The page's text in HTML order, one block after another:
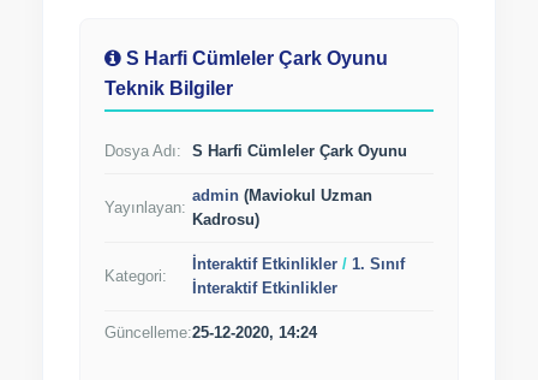
S Harfi Cümleler Çark Oyunu
Teknik Bilgiler
Dosya Adı: S Harfi Cümleler Çark Oyunu
Yayınlayan:
admin (Maviokul Uzman
Kadrosu)
Kategori:
İnteraktif Etkinlikler / 1. Sınıf
İnteraktif Etkinlikler
Güncelleme:25-12-2020, 14:24